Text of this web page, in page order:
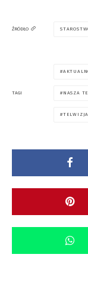
ŹRÓDŁO
TAGI NASZA